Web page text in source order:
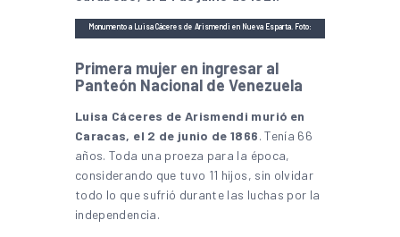
Monumento a Luisa Cáceres de Arismendi en Nueva Esparta. Foto:
Primera mujer en ingresar al
Panteón Nacional de Venezuela
Luisa Cáceres de Arismendi murió en
Caracas, el 2 de junio de 1866. Tenía 66
años. Toda una proeza para la época,
considerando que tuvo 11 hijos, sin olvidar
todo lo que sufrió durante las luchas por la
independencia.